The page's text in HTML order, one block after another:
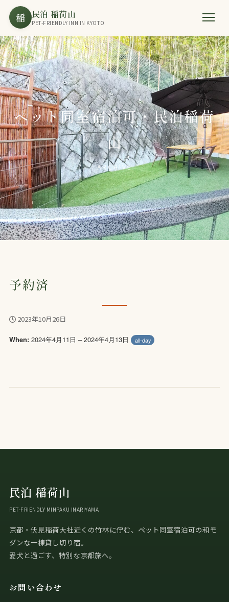
稲 民泊 稲荷山
PET-FRIENDLY INN IN KYOTO
ペット同室宿泊可・民泊稲荷
山
ARCHIVE
予約済
2023年10月26日
When: 2024年4月11日 – 2024年4月13日 all-day
民泊 稲荷山
PET-FRIENDLY MINPAKU INARIYAMA
京都・伏見稲荷大社近くの竹林に佇む、ペット同室宿泊可の和モ
ダンな一棟貸し切り宿。
愛犬と過ごす、特別な京都旅へ。
お問い合わせ